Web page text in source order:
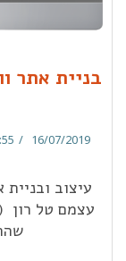
בניית אתר
16/07/2019
am
עיצוב
עצמם טל רון